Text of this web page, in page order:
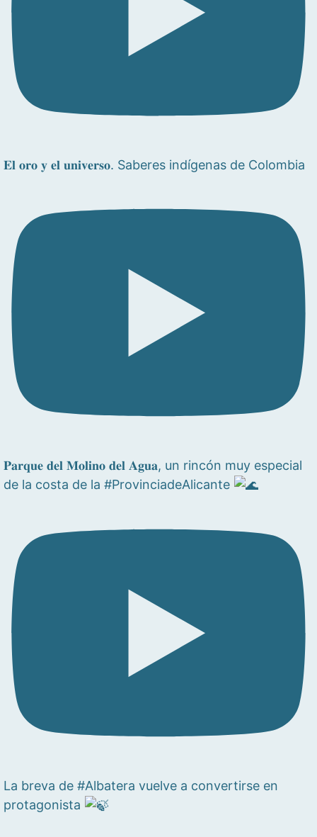
𝐄𝐥 𝐨𝐫𝐨 𝐲 𝐞𝐥 𝐮𝐧𝐢𝐯𝐞𝐫𝐬𝐨. Saberes indígenas de Colombia
𝐏𝐚𝐫𝐪𝐮𝐞 𝐝𝐞𝐥 𝐌𝐨𝐥𝐢𝐧𝐨 𝐝𝐞𝐥 𝐀𝐠𝐮𝐚, un rincón muy especial
de la costa de la #ProvinciadeAlicante
La breva de #Albatera vuelve a convertirse en
protagonista